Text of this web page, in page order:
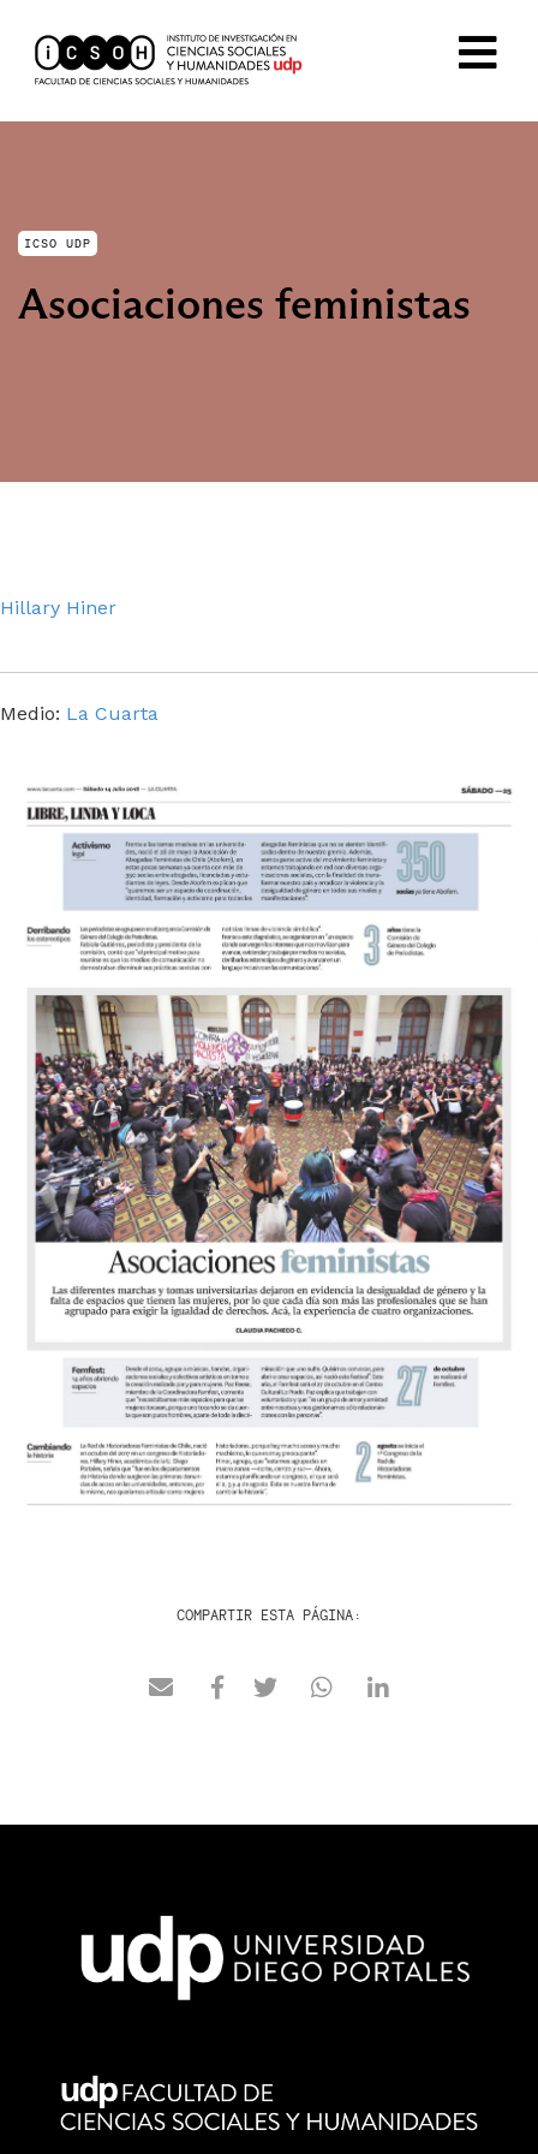
ICSO UDP
Asociaciones feministas
Hillary Hiner
Medio: La Cuarta
COMPARTIR ESTA PÁGINA: